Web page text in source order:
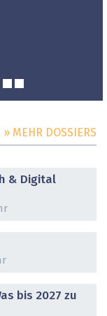
» MEHR DOSSIERS
& Digital
bis 2027 zu